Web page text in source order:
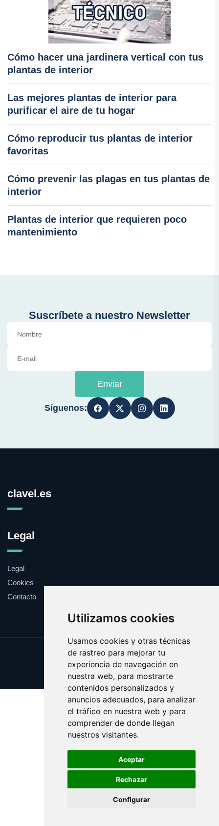
Utilizamos cookies
Usamos cookies y otras técnicas
de rastreo para mejorar tu
experiencia de navegación en
nuestra web, para mostrarte
contenidos personalizados y
anuncios adecuados, para analizar
el tráfico en nuestra web y para
comprender de donde llegan
nuestros visitantes.
Aceptar
Rechazar
Configurar
Cómo hacer una jardinera vertical con tus
plantas de interior
Las mejores plantas de interior para
purificar el aire de tu hogar
Cómo reproducir tus plantas de interior
favoritas
Cómo prevenir las plagas en tus plantas de
interior
Plantas de interior que requieren poco
mantenimiento
Suscríbete a nuestro Newsletter
Enviar
Síguenos:
clavel.es
Legal
Legal
Cookies
Contacto
Update cookies preferences
Copyright © 2025 clavel.es